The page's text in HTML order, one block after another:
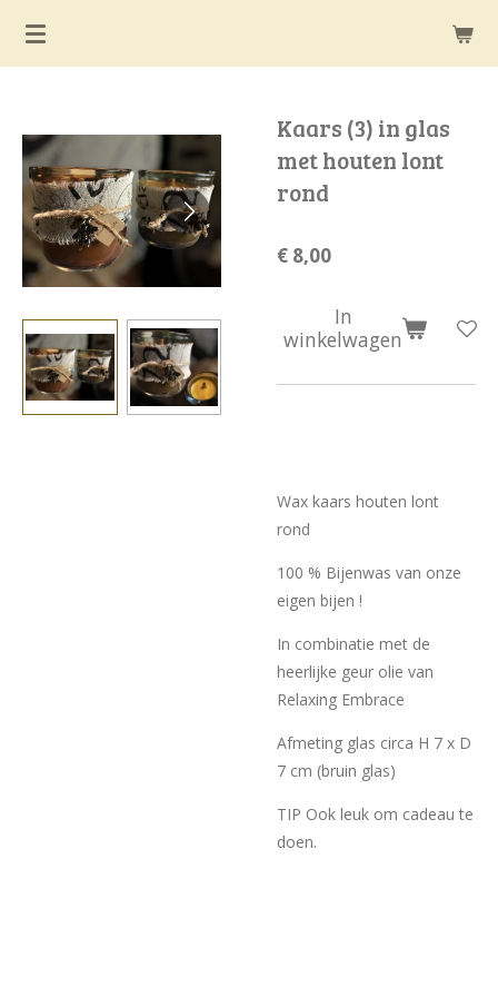
Ga
hoofdinhoud
Kaars (3) in glas
met houten lont
rond
€ 8,00
In
winkelwagen
Wax kaars houten lont
rond
100 % Bijenwas van onze
eigen bijen !
In combinatie met de
heerlijke geur olie van
Relaxing Embrace
Afmeting glas circa H 7 x D
7 cm (bruin glas)
TIP Ook leuk om cadeau te
doen.